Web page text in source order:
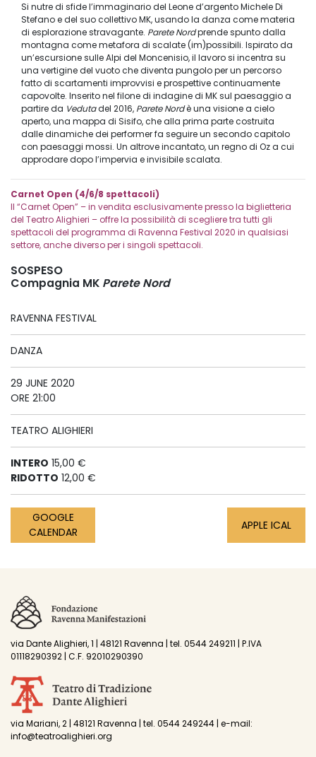
Si nutre di sfide l’immaginario del Leone d’argento Michele Di
Stefano e del suo collettivo MK, usando la danza come materia
di esplorazione stravagante. Parete Nordprende spunto dalla
montagna come metafora di scalate (im)possibili. Ispirato da
un’escursione sulle Alpi del Moncenisio, il lavoro si incentra su
una vertigine del vuoto che diventa pungolo per un percorso
fatto di scartamenti improvvisi e prospettive continuamente
capovolte. Inserito nel filone di indagine di MK sul paesaggio a
partire da Vedutadel 2016, Parete Nordè una visione a cielo
aperto, una mappa di Sisifo, che alla prima parte costruita
dalle dinamiche dei performer fa seguire un secondo capitolo
con paesaggi mossi. Un altrove incantato, un regno di Oz a cui
approdare dopo l’impervia e invisibile scalata.
Carnet Open (4/6/8 spettacoli)
Il “Carnet Open” – in vendita esclusivamente presso la biglietteria
del Teatro Alighieri – offre la possibilità di scegliere tra tutti gli
spettacoli del programma di Ravenna Festival 2020 in qualsiasi
settore, anche diverso per i singoli spettacoli.
SOSPESO
Compagnia MK Parete Nord
RAVENNA FESTIVAL
DANZA
29 JUNE 2020
ORE 21:00
TEATRO ALIGHIERI
INTERO 15,00 €
RIDOTTO 12,00 €
GOOGLE
CALENDAR
APPLE ICAL
via Dante Alighieri, 1 | 48121 Ravenna | tel. 0544 249211 | P.IVA
01118290392 | C.F. 92010290390
via Mariani, 2 | 48121 Ravenna | tel. 0544 249244 | e-mail:
info@teatroalighieri.org